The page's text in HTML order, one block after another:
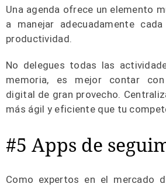
Una agenda ofrece un elemento
a manejar adecuadamente
productividad.
No delegues todas las
memoria, es mejor contar
digital de gran provecho.
más ágil y eficiente que tu
#5 Apps de
Como expertos en el mercado